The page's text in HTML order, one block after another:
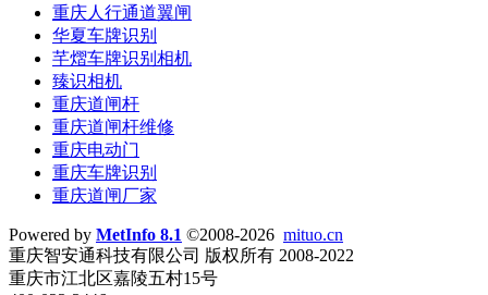
重庆人行通道翼闸
华夏车牌识别
芊熠车牌识别相机
臻识相机
重庆道闸杆
重庆道闸杆维修
重庆电动门
重庆车牌识别
重庆道闸厂家
Powered by MetInfo 8.1 ©2008-2026 mituo.cn
重庆智安通科技有限公司 版权所有 2008-2022
重庆市江北区嘉陵五村15号